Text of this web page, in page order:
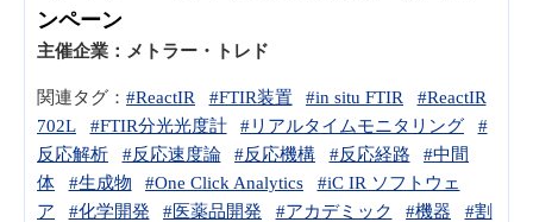
ンペーン
主催企業： メトラー・トレド
関連タグ： #ReactIR #FTIR装置 #in situ FTIR
#ReactIR
702L
#FTIR分光光度計 #リアルタイムモニタリング
#
反応解析
#反応速度論 #反応機構 #反応経路
#中間
体
#生成物 #One Click Analytics
#iC IR ソフトウェ
ア
#化学開発 #医薬品開発 #アカデミック #機器
#割